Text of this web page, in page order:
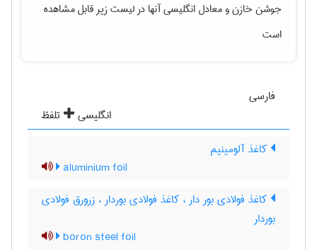
جوشن خازنو معادل انگلیسی آنها در لیست زیر قابل مشاهده
است
فارسی
انگلیسی
تلفظ
کاغذ آلومینیم
aluminium foil
کاغذ فولادی بور دار ، کاغذ فولادی بوردار ، زرورق فولادی
بوردار
boron steel foil